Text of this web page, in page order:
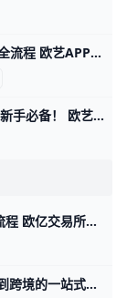
欧艺APP注册5分钟搞定，新手必看注册全流程 欧艺APP注册其实非常简单，只要跟着几个关键步骤，基本能在几分钟内完成。对新手来说，最重要的是选对下载渠道、正确填写基本信息，并尽快开启安全保护功能。这样不仅能快速拿到账户，还能让登录和使用过程更安心。
欧艺APP注册全攻略：3分钟速成新手必备！ 欧艺APP注册过程简单快速，通常只需几分钟就能完成。基本需要手机号或邮箱地址作为账号，比如用你的常用手机号“138XXXXXXX”或“”来注册，还得设置一个强密码，包含大小写字母、数字和符号，例如“Abc123!@#”。这些信息能帮你快速创建账户并接收验证码验证。
欧亿交易所入门指南：账户创建到交易全流程 欧亿交易所入门指南：从账户创建到基本交易的完整流程（欧亿数字钱包与欧亿买币教程） 在本指南中，你将学习到从创建账户到完成基础交易的完整步骤。比如，注册一个账户通常需要5分钟，2FA开启后再额外花2分钟设置。接下来，我们以一个真实场景来说明：你用手机注册，选择短信验证码验证身份，并在注册后启用两步验证，以提升账户安全性。
数字钱包全场景实用指南：日常到跨境的一站式解读 数字钱包不仅是“支付工具”，它更像一个个人金融的入口。从日常购物到跨境汇款，数字钱包在每一个环节都在简化流程、提升安全性。以日常场景为例，很多用户用手机点亮门禁、支付公交、 और在超市用二维码结账，平均每笔交易节省5–10秒，-data来自多家钱包运营商的场景研究。对于年轻家庭，数字钱包也常常绑定银行卡、信用卡与代币化的优惠券，帮助他们把日常支出控制在预算范围内，实际案例可见月度消费疲劳度下降15%~20%。